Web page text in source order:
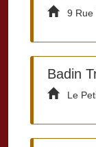
9 Rue
Badin
Le